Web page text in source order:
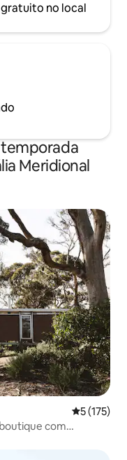
gratuito no local
Meridional
5 de uma
5 (175)
com